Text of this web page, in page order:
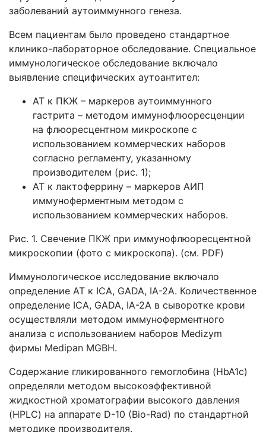
заболеваний аутоиммунного генеза.
Всем пациентам было проведено стандартное
клинико-лабораторное обследование. Специальное
иммунологическое обследование включало
выявление специфических аутоантител:
АТ к ПКЖ – маркеров аутоиммунного
гастрита – методом иммунофлюоресценции
на флюоресцентном микроскопе с
использованием коммерческих наборов
согласно регламенту, указанному
производителем (рис. 1);
АТ к лактоферрину – маркеров АИП
иммуноферментным методом с
использованием коммерческих наборов.
Рис. 1. Свечение ПКЖ при иммунофлюоресцентной
микроскопии (фото с микроскопа). (см. PDF)
Иммунологическое исследование включало
определение АТ к ICA, GADA, IA-2A. Количественное
определение ICA, GADA, IA-2A в сыворотке крови
осуществляли методом иммуноферментного
анализа с использованием наборов Medizym
фирмы Medipan MGBH.
Содержание гликированного гемоглобина (HbA1c)
определяли методом высокоэффективной
жидкостной хроматографии высокого давления
(HPLC) на аппарате D-10 (Bio-Rad) по стандартной
методике производителя.